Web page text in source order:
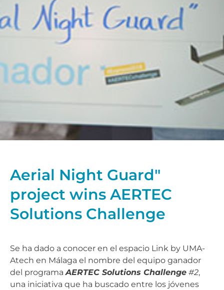
Aerial Night Guard"
project wins AERTEC
Solutions Challenge
Se ha dado a conocer en el espacio Link by UMA-
Atech en Málaga el nombre del equipo ganador
del programaAERTEC Solutions Challenge #2,
una iniciativa que ha buscado entre los jóvenes